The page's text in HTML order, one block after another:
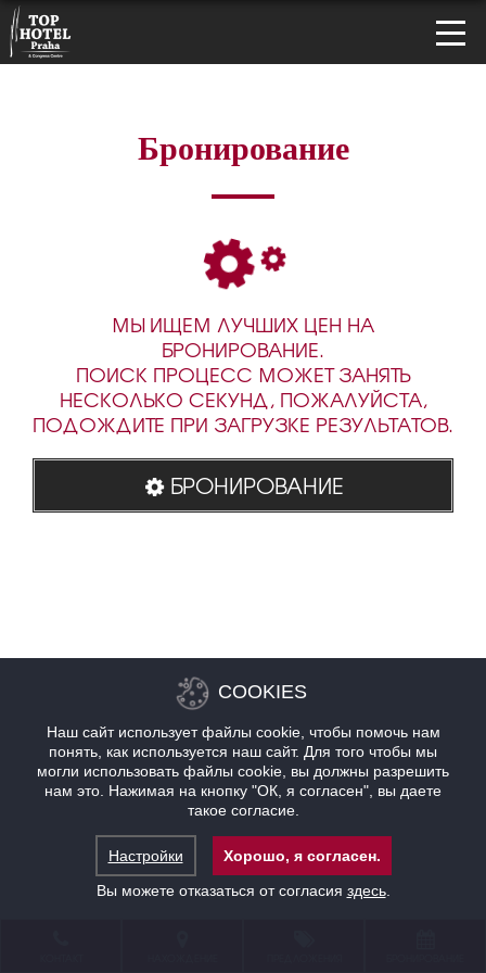
Бронирование
МЫ ИЩЕМ ЛУЧШИХ ЦЕН НА
БРОНИРОВАНИЕ.
ПОИСК ПРОЦЕСС МОЖЕТ ЗАНЯТЬ
НЕСКОЛЬКО СЕКУНД, ПОЖАЛУЙСТА,
ПОДОЖДИТЕ ПРИ ЗАГРУЗКЕ РЕЗУЛЬТАТОВ.
БРОНИРОВАНИЕ
COOKIES
Наш сайт использует файлы cookie, чтобы помочь нам
понять, как используется наш сайт. Для того чтобы мы
могли использовать файлы cookie, вы должны разрешить
нам это. Нажимая на кнопку "ОК, я согласен", вы даете
такое согласие.
Настройки
Хорошо, я согласен.
Вы можете отказаться от согласия здесь.